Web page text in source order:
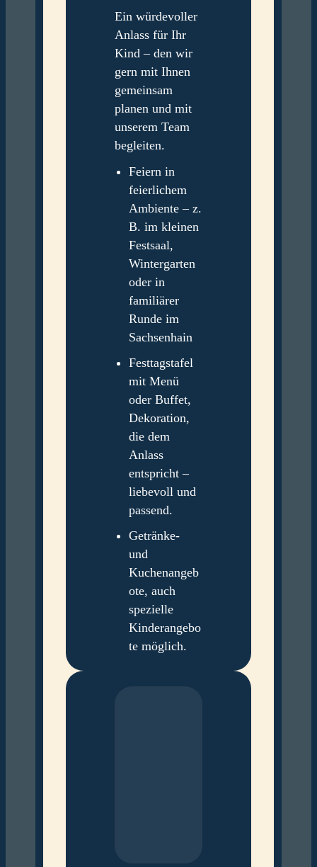
Ein würdevoller
Anlass für Ihr
Kind – den wir
gern mit Ihnen
gemeinsam
planen und mit
unserem Team
begleiten.
Feiern in
feierlichem
Ambiente – z.
B. im kleinen
Festsaal,
Wintergarten
oder in
familiärer
Runde im
Sachsenhain
Festtagstafel
mit Menü
oder Buffet,
Dekoration,
die dem
Anlass
entspricht –
liebevoll und
passend.
Getränke-
und
Kuchenangeb
ote, auch
spezielle
Kinderangebo
te möglich.